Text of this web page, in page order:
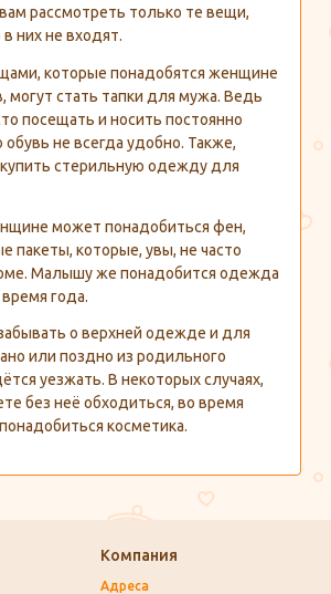
рассмотреть только те вещи,
них не входят.
которые понадобятся женщине
могут стать тапки для мужа. Ведь
посещать и носить постоянно
не всегда удобно. Также,
стерильную одежду для
может понадобиться фен,
пакеты, которые, увы, не часто
Малышу же понадобится одежда
года.
о верхней одежде и для
или поздно из родильного
уезжать. В некоторых случаях,
без неё обходиться, во время
косметика.
Компания
Адреса